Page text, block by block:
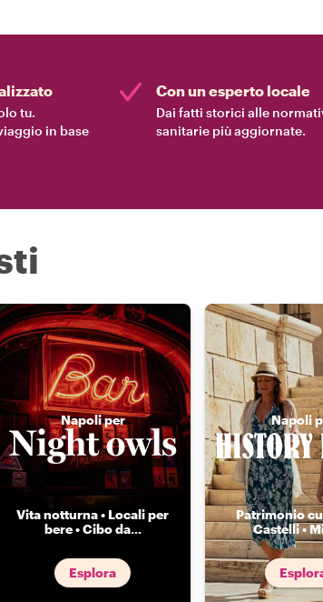
tu.
in base
Con un esperto locale
Dai fatti storici alle
sanitarie più aggiornate.
Napoli per
Vita notturna • Locali per
bere • Cibo da...
Esplora
Napoli
Patrimonio
Castelli •